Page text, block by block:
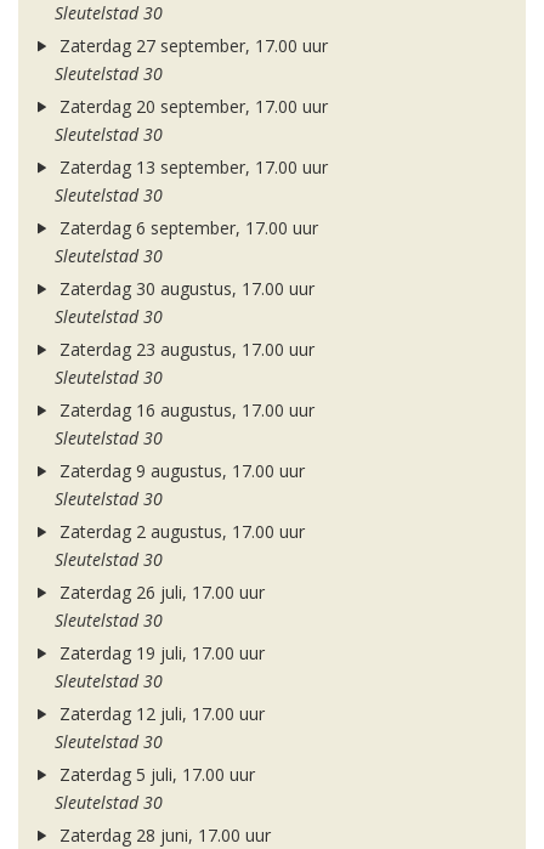
Sleutelstad 30
Zaterdag 27 september, 17.00 uur
Sleutelstad 30
Zaterdag 20 september, 17.00 uur
Sleutelstad 30
Zaterdag 13 september, 17.00 uur
Sleutelstad 30
Zaterdag 6 september, 17.00 uur
Sleutelstad 30
Zaterdag 30 augustus, 17.00 uur
Sleutelstad 30
Zaterdag 23 augustus, 17.00 uur
Sleutelstad 30
Zaterdag 16 augustus, 17.00 uur
Sleutelstad 30
Zaterdag 9 augustus, 17.00 uur
Sleutelstad 30
Zaterdag 2 augustus, 17.00 uur
Sleutelstad 30
Zaterdag 26 juli, 17.00 uur
Sleutelstad 30
Zaterdag 19 juli, 17.00 uur
Sleutelstad 30
Zaterdag 12 juli, 17.00 uur
Sleutelstad 30
Zaterdag 5 juli, 17.00 uur
Sleutelstad 30
Zaterdag 28 juni, 17.00 uur